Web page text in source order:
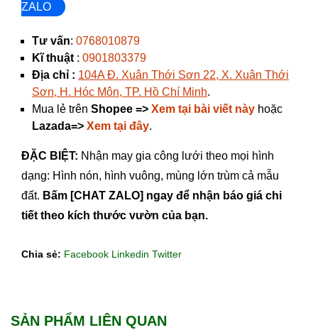
ZALO
Tư vấn: 0768010879
Kĩ thuật: 0901803379
Địa chỉ : 104A Đ. Xuân Thới Sơn 22, X. Xuân Thới
Sơn, H. Hóc Môn, TP. Hồ Chí Minh.
Mua lẻ trên Shopee => Xem tại bài viết này hoặc
Lazada=> Xem tại đây​​​​​​.
ĐẶC BIỆT: Nhận may gia công lưới theo mọi hình
dạng: Hình nón, hình vuông, mùng lớn trùm cả mẫu
đất. Bấm [CHAT ZALO] ngay để nhận báo giá chi
tiết theo kích thước vườn của bạn.
Chia sẻ: Facebook Linkedin Twitter
SẢN PHẨM LIÊN QUAN